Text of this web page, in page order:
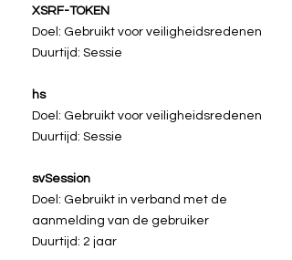
XSRF-TOKEN
Doel: Gebruikt voor veiligheidsredenen
Duurtijd: Sessie
hs
Doel: Gebruikt voor veiligheidsredenen
Duurtijd: Sessie
svSession
Doel: Gebruikt in verband met de
aanmelding van de gebruiker
Duurtijd: 2 jaar